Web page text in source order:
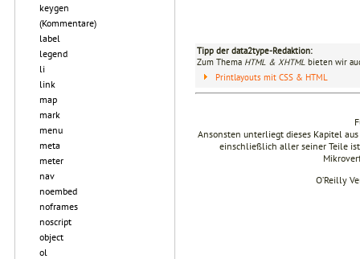
keygen
(Kommentare)
label
legend
li
link
map
mark
menu
meta
meter
nav
noembed
noframes
noscript
object
ol
Tipp der data2type-Redaktion:
Zum Thema HTML & XHTML bieten wir
Printlayouts mit CSS & HTML
Ansonsten unterliegt dieses Kapitel
einschließlich aller seiner Teile
O’Reilly